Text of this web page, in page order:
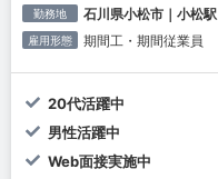
勤務地 石川県小松市｜小松駅
雇用形態 期間工・期間従業員
20代活躍中
男性活躍中
Web面接実施中